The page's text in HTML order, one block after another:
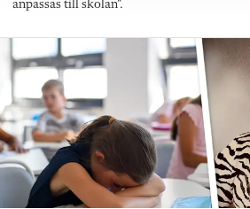
anpassas till skolan”.